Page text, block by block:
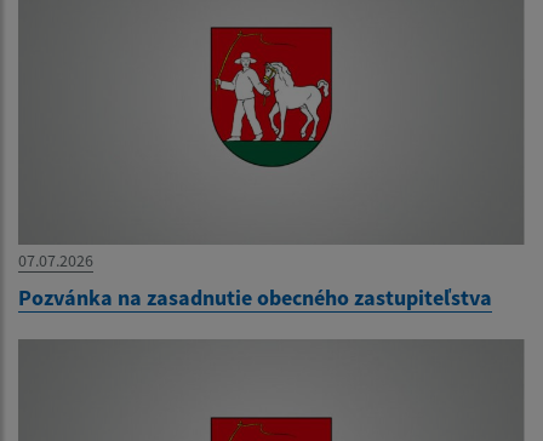
07.07.2026
Pozvánka na zasadnutie obecného zastupiteľstva